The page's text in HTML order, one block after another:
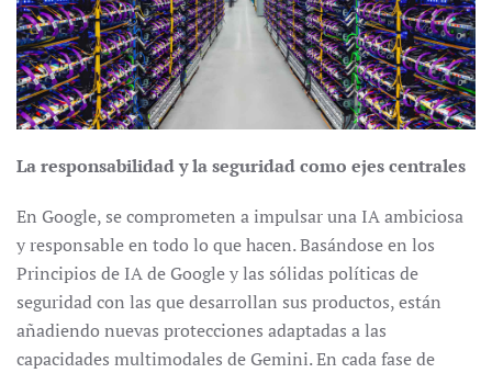
La responsabilidad y la seguridad como ejes centrales
En Google, se comprometen a impulsar una IA ambiciosa
y responsable en todo lo que hacen. Basándose en los
Principios de IA de Google y las sólidas políticas de
seguridad con las que desarrollan sus productos, están
añadiendo nuevas protecciones adaptadas a las
capacidades multimodales de Gemini. En cada fase de